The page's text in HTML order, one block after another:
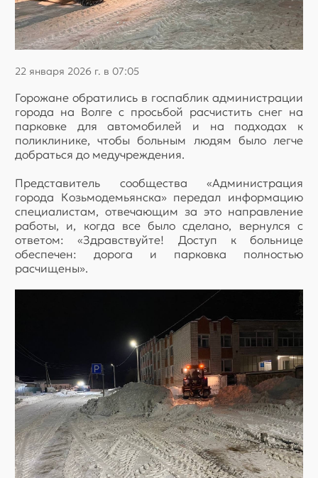
22 января 2026 г. в 07:05
Горожане обратились в госпаблик администрации
города на Волге с просьбой расчистить снег на
парковке для автомобилей и на подходах к
поликлинике, чтобы больным людям было легче
добраться до медучреждения.
Представитель сообщества «Администрация
города Козьмодемьянска» передал информацию
специалистам, отвечающим за это направление
работы, и, когда все было сделано, вернулся с
ответом: «Здравствуйте! Доступ к больнице
обеспечен: дорога и парковка полностью
расчищены».